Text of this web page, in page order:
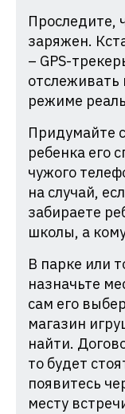
Проследите,
заряжен.
– GPS-
отслеживать
режиме
Придумайте
ребенка его
чужого
на случай,
забираете
школы, а
В парке или
назначьте
сам его
магазин
найти.
то будет
появитесь
месту